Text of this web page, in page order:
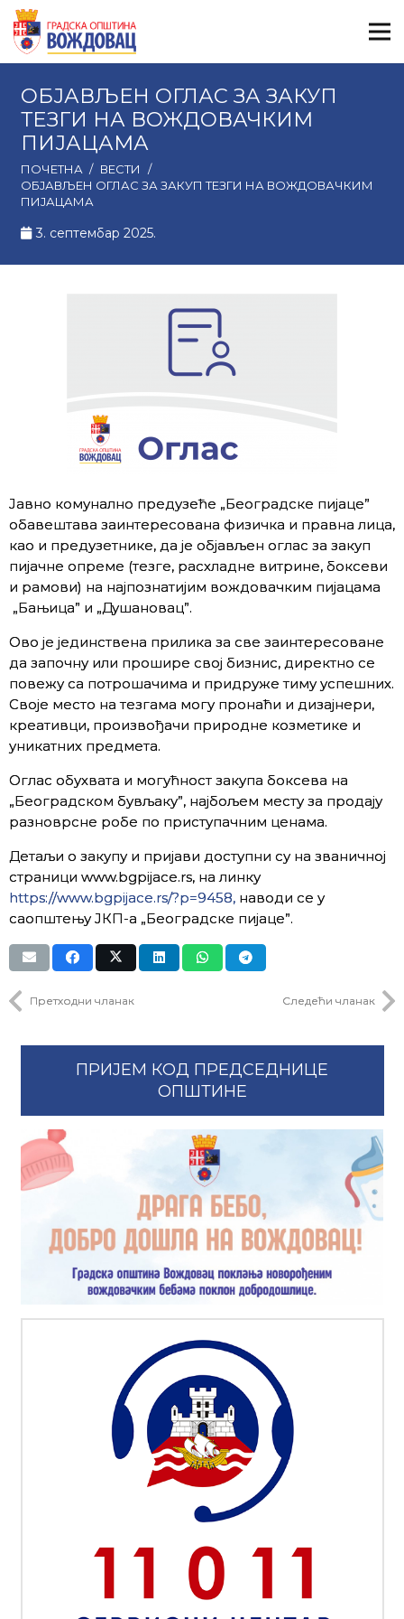
ОБЈАВЉЕН ОГЛАС ЗА ЗАКУП
ТЕЗГИ НА ВОЖДОВАЧКИМ
ПИЈАЦАМА
ПОЧЕТНА / ВЕСТИ
/
ОБЈАВЉЕН ОГЛАС ЗА ЗАКУП ТЕЗГИ НА ВОЖДОВАЧКИМ
ПИЈАЦАМА
3. септембар 2025.
Јавно комунално предузеће „Београдске пијаце”
обавештава заинтересована физичка и правна лица,
као и предузетнике, да је објављен оглас за закуп
пијачне опреме (тезге, расхладне витрине, боксеви
и рамови) на најпознатијим вождовачким пијацама
„Бањица” и „Душановац”.
Ово је јединствена прилика за све заинтересоване
да започну или прошире свој бизнис, директно се
повежу са потрошачима и придруже тиму успешних.
Своје место на тезгама могу пронаћи и дизајнери,
креативци, произвођачи природне козметике и
уникатних предмета.
Оглас обухвата и могућност закупа боксева на
„Београдском бувљаку”, најбољем месту за продају
разноврсне робе по приступачним ценама.
Детаљи о закупу и пријави доступни су на званичној
страници www.bgpijace.rs, на линку
https://www.bgpijace.rs/?p=9458, наводи се у
саопштењу ЈКП-а „Београдске пијаце”.
Претходни чланак Следећи чланак
ПРИЈЕМ КОД ПРЕДСЕДНИЦЕ
ОПШТИНЕ